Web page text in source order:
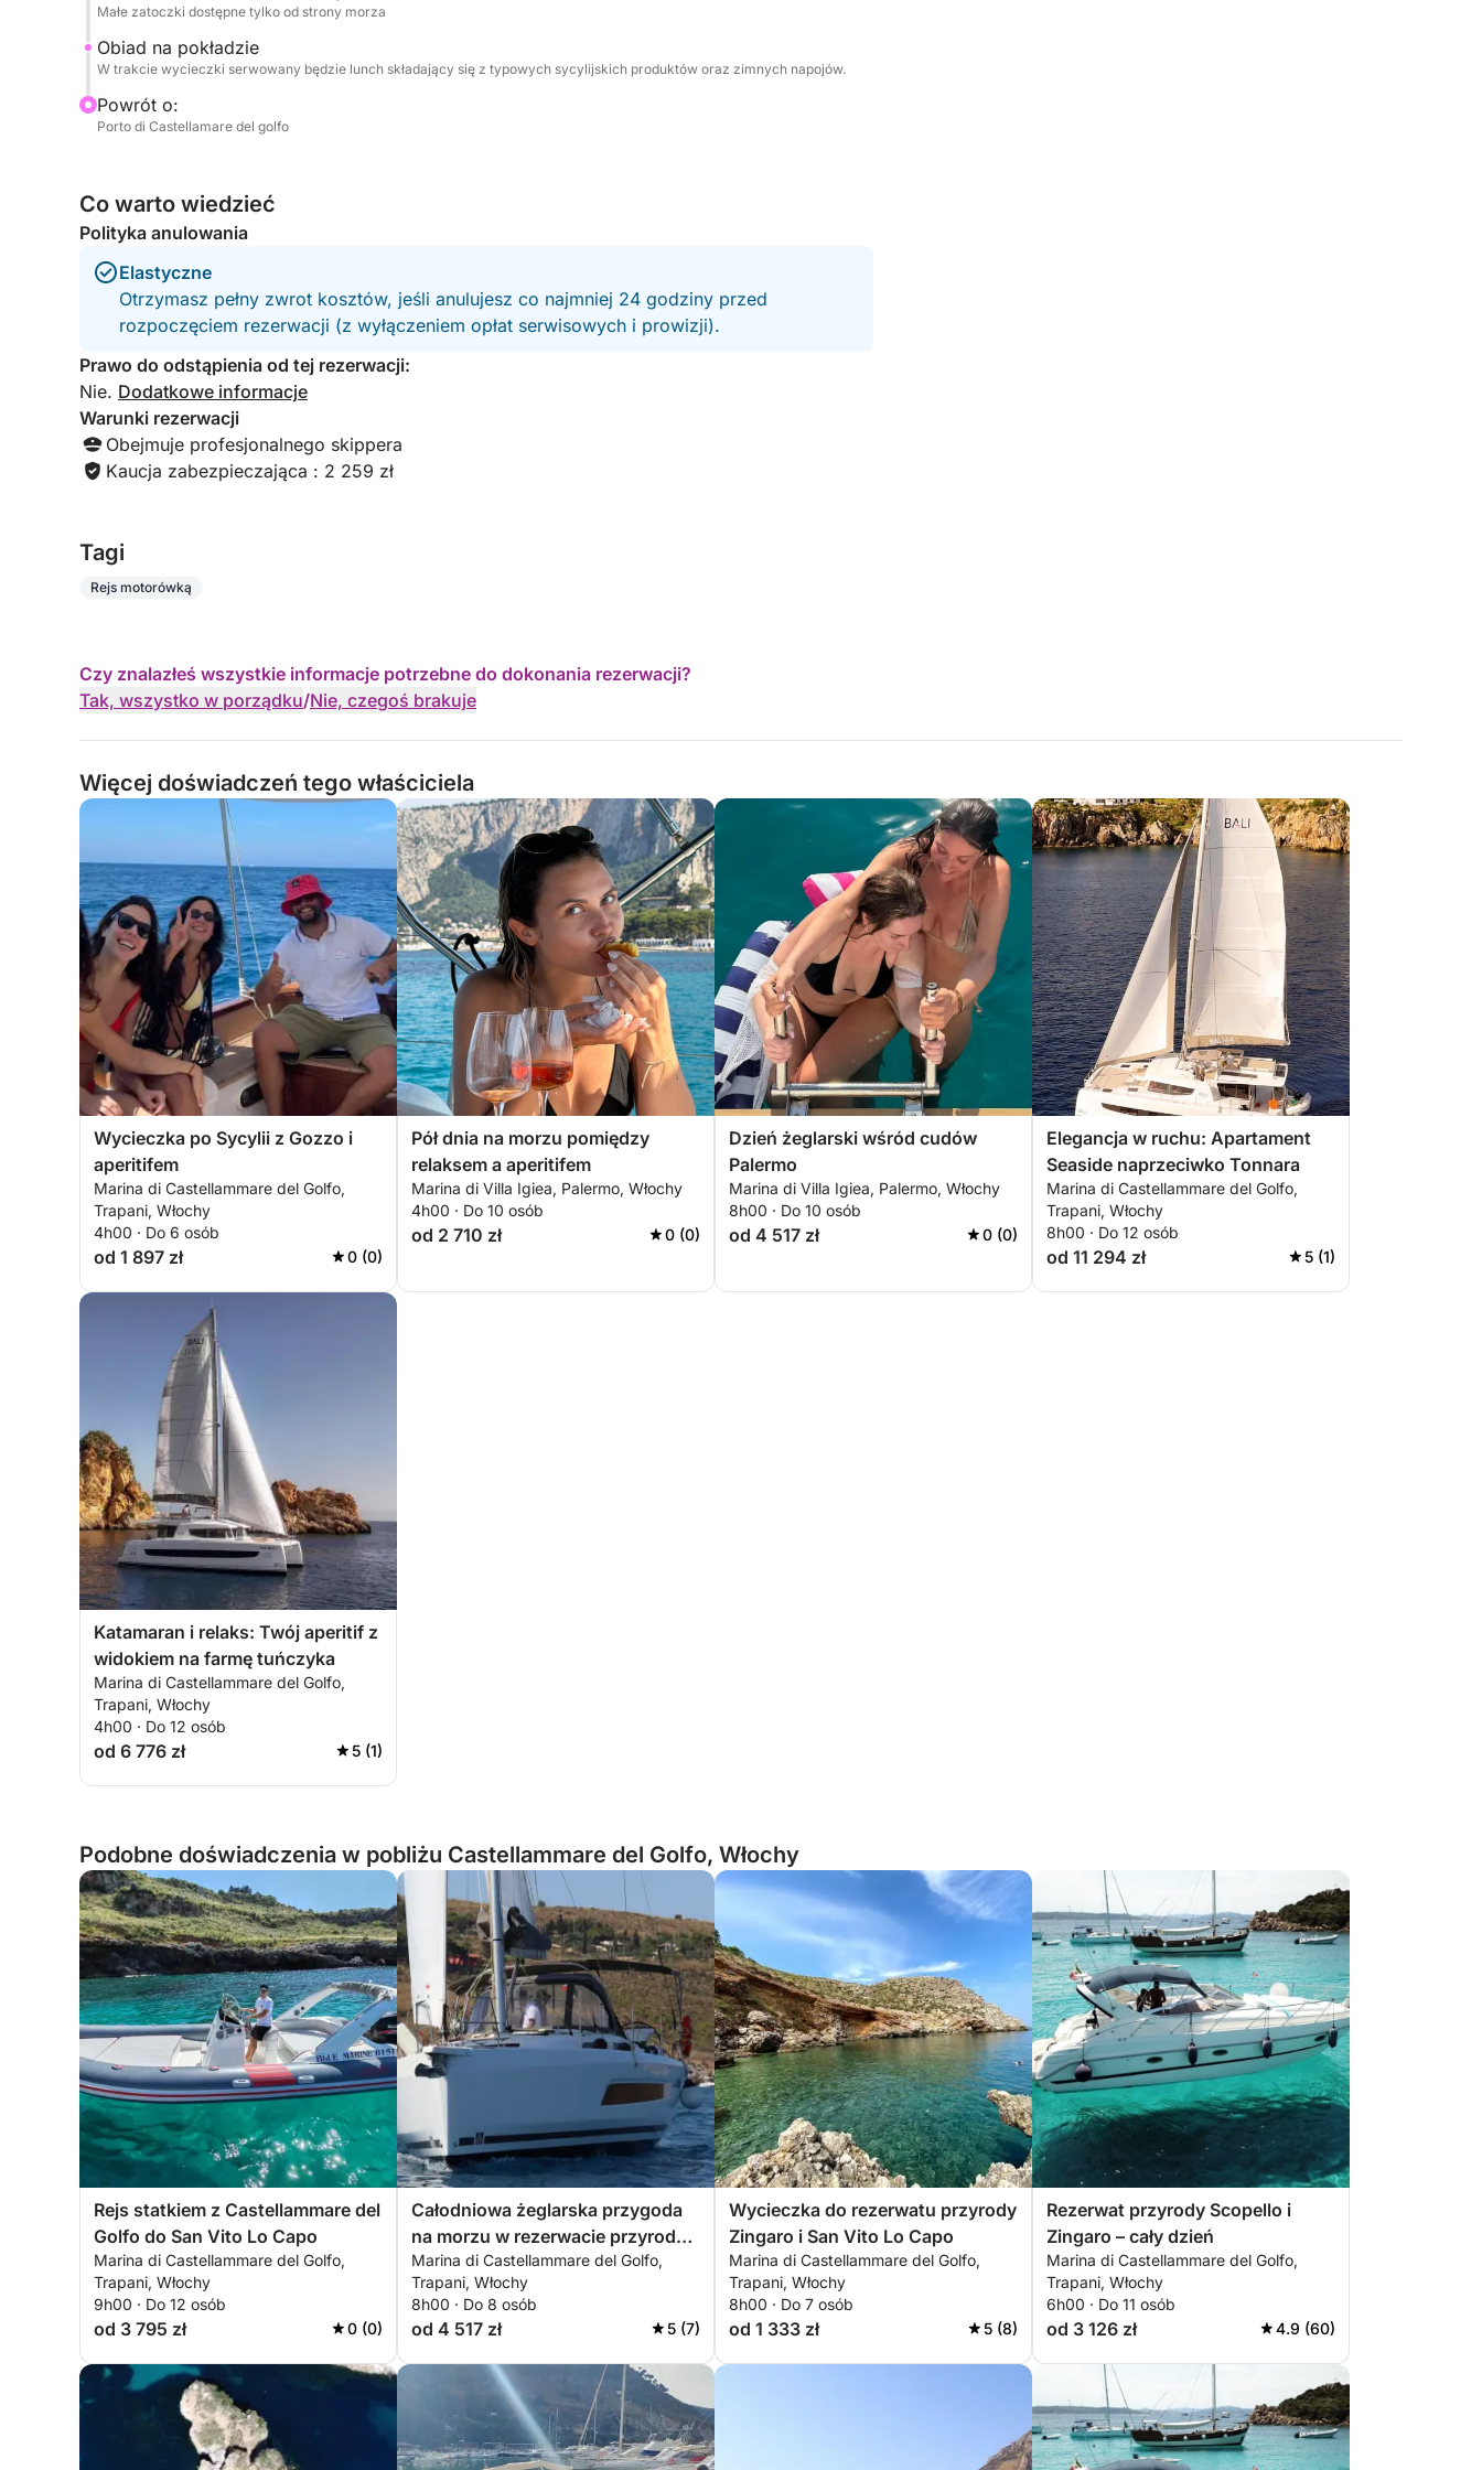
Małe zatoczki dostępne tylko od strony morza
Obiad na pokładzie
W trakcie wycieczki serwowany będzie lunch składający się z typowych sycylijskich produktów oraz zimnych napojów.
Powrót o:
Porto di Castellamare del golfo
Co warto wiedzieć
Polityka anulowania
Elastyczne
Otrzymasz pełny zwrot kosztów, jeśli anulujesz co najmniej 24 godziny przed
rozpoczęciem rezerwacji (z wyłączeniem opłat serwisowych i prowizji).
Prawo do odstąpienia od tej rezerwacji:
Nie. Dodatkowe informacje
Warunki rezerwacji
Obejmuje profesjonalnego skippera
Kaucja zabezpieczająca : 2 259 zł
Tagi
Rejs motorówką
Czy znalazłeś wszystkie informacje potrzebne do dokonania rezerwacji?
Tak, wszystko w porządku/Nie, czegoś brakuje
Więcej doświadczeń tego właściciela
Wycieczka po Sycylii z Gozzo i
aperitifem
Marina di Castellammare del Golfo,
Trapani, Włochy
4h00 · Do 6 osób
od 1 897 zł 0 (0)
Pół dnia na morzu pomiędzy
relaksem a aperitifem
Marina di Villa Igiea, Palermo, Włochy
4h00 · Do 10 osób
od 2 710 zł 0 (0)
Dzień żeglarski wśród cudów
Palermo
Marina di Villa Igiea, Palermo, Włochy
8h00 · Do 10 osób
od 4 517 zł 0 (0)
Elegancja w ruchu: Apartament
Seaside naprzeciwko Tonnara
Marina di Castellammare del Golfo,
Trapani, Włochy
8h00 · Do 12 osób
od 11 294 zł 5 (1)
Katamaran i relaks: Twój aperitif z
widokiem na farmę tuńczyka
Marina di Castellammare del Golfo,
Trapani, Włochy
4h00 · Do 12 osób
od 6 776 zł 5 (1)
Podobne doświadczenia w pobliżu Castellammare del Golfo, Włochy
Rejs statkiem z Castellammare del
Golfo do San Vito Lo Capo
Marina di Castellammare del Golfo,
Trapani, Włochy
9h00 · Do 12 osób
od 3 795 zł 0 (0)
Całodniowa żeglarska przygoda
na morzu w rezerwacie przyrody
Zingaro
Marina di Castellammare del Golfo,
Trapani, Włochy
8h00 · Do 8 osób
od 4 517 zł 5 (7)
Wycieczka do rezerwatu przyrody
Zingaro i San Vito Lo Capo
Marina di Castellammare del Golfo,
Trapani, Włochy
8h00 · Do 7 osób
od 1 333 zł 5 (8)
Rezerwat przyrody Scopello i
Zingaro – cały dzień
Marina di Castellammare del Golfo,
Trapani, Włochy
6h00 · Do 11 osób
od 3 126 zł 4.9 (60)